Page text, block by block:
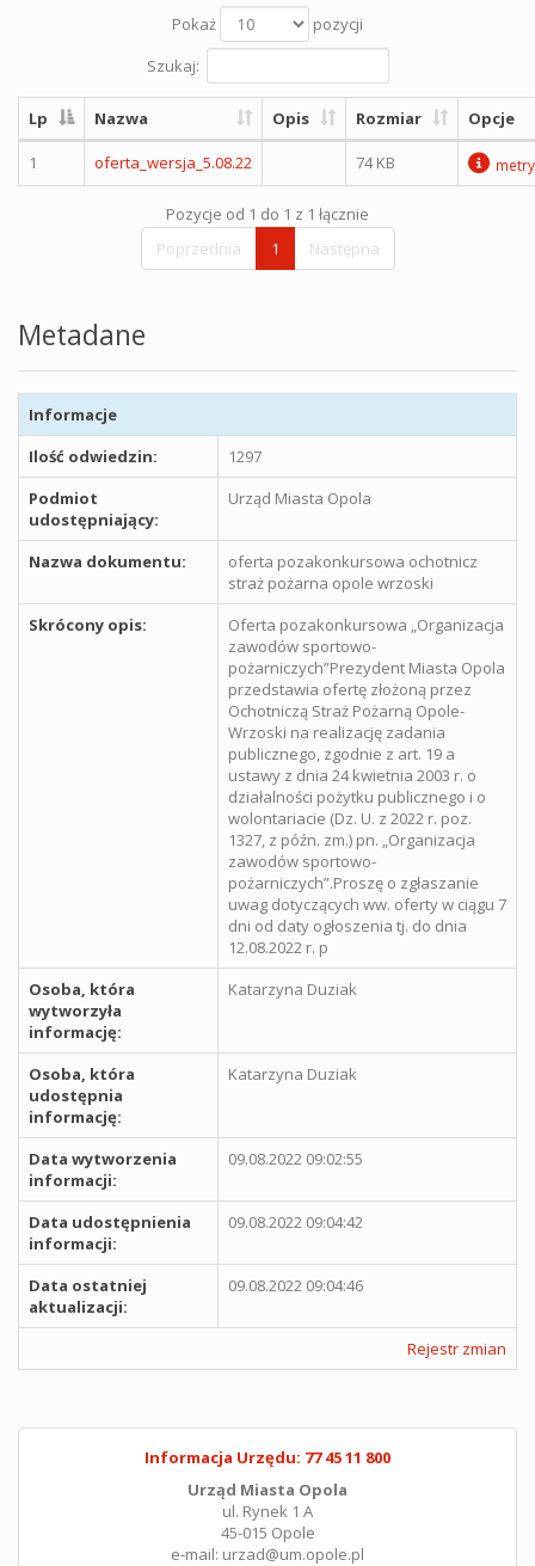
Pokaż
pozycji
Szukaj:
Lp Nazwa Opis Rozmiar Opcje
1 oferta_wersja_5.08.22 74 KB
Pozycje od 1 do 1 z 1 łącznie
Poprzednia
1 Następna
Metadane
Informacje
Ilość odwiedzin:
1297
Podmiot
udostępniający:
Urząd Miasta Opola
Nazwa dokumentu:
oferta pozakonkursowa ochotnicz
straż pożarna opole wrzoski
Skrócony opis:
Oferta pozakonkursowa „Organizacja
zawodów sportowo-
pożarniczych”Prezydent Miasta Opola
przedstawia ofertę złożoną przez
Ochotniczą Straż Pożarną Opole-
Wrzoski na realizację zadania
publicznego, zgodnie z art. 19 a
ustawy z dnia 24 kwietnia 2003 r. o
działalności pożytku publicznego i o
wolontariacie (Dz. U. z 2022 r. poz.
1327, z późn. zm.) pn. „Organizacja
zawodów sportowo-
pożarniczych”.Proszę o zgłaszanie
uwag dotyczących ww. oferty w ciągu 7
dni od daty ogłoszenia tj. do dnia
12.08.2022 r. p
Osoba, która
wytworzyła
informację:
Katarzyna Duziak
Osoba, która
udostępnia
informację:
Katarzyna Duziak
Data wytworzenia
informacji:
09.08.2022 09:02:55
Data udostępnienia
informacji:
09.08.2022 09:04:42
Data ostatniej
aktualizacji:
09.08.2022 09:04:46
Rejestr zmian
Informacja Urzędu: 77 45 11 800
Urząd Miasta Opola
ul. Rynek 1 A
45-015 Opole
e-mail: urzad@um.opole.pl